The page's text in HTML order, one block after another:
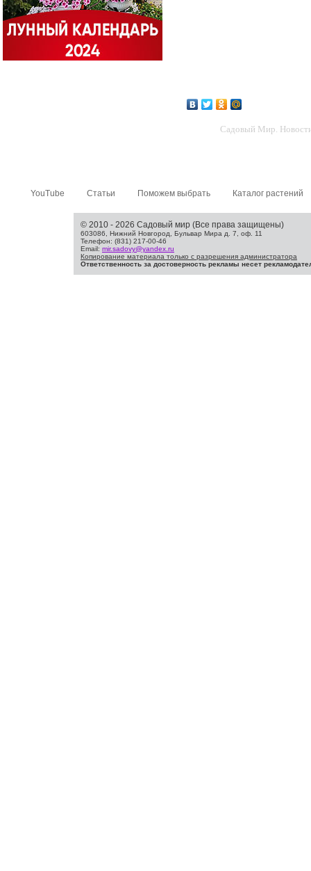
Садовый Мир. Новости
YouTube Статьи Поможем выбрать Каталог растений
© 2010 - 2026 Садовый мир (Все права защищены)
603086, Нижний Новгород, Бульвар Мира д. 7, оф. 11
Телефон: (831) 217-00-46
Email: mir.sadovy@yandex.ru
Копирование материала только с разрешения администратора
Ответственность за достоверность рекламы несет